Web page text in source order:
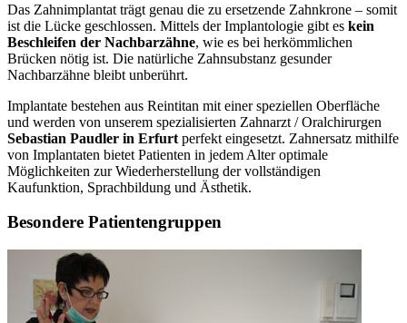
Das Zahnimplantat trägt genau die zu ersetzende Zahnkrone – somit
ist die Lücke geschlossen. Mittels der Implantologie gibt es kein
Beschleifen der Nachbarzähne, wie es bei herkömmlichen
Brücken nötig ist. Die natürliche Zahnsubstanz gesunder
Nachbarzähne bleibt unberührt.
Implantate bestehen aus Reintitan mit einer speziellen Oberfläche
und werden von unserem spezialisierten Zahnarzt / Oralchirurgen
Sebastian Paudler in Erfurt perfekt eingesetzt. Zahnersatz mithilfe
von Implantaten bietet Patienten in jedem Alter optimale
Möglichkeiten zur Wiederherstellung der vollständigen
Kaufunktion, Sprachbildung und Ästhetik.
Besondere Patientengruppen